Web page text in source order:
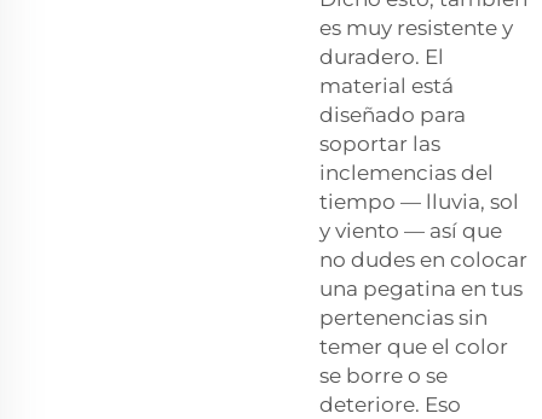
es muy resistente y
duradero. El
material está
diseñado para
soportar las
inclemencias del
tiempo — lluvia, sol
y viento — así que
no dudes en colocar
una pegatina en tus
pertenencias sin
temer que el color
se borre o se
deteriore. Eso